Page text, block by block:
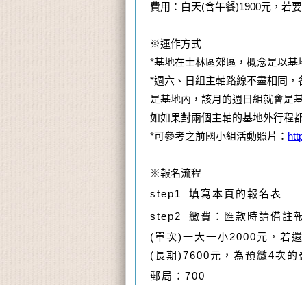
費用：白天(含午餐)1900元，若
※運作方式
*基地在士林區郊區，概念是以基
*週六、日組主軸路線不盡相同
是基地內，該月的週日組就會是
如如果對兩個主軸的基地外行程
*可參考之前國小組活動照片：
※報名流程
step1 填寫本頁的報名表
step2 繳費： 匯款時請備註
(單次)一大一小2000元，若
(長期)7600元，為預繳4次的
郵局：700